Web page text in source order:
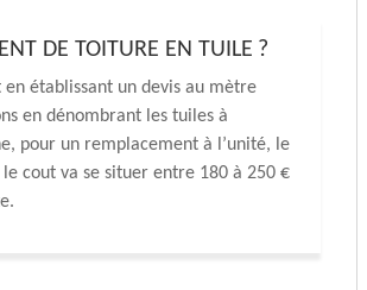
DE TOITURE EN TUILE ?
établissant un devis au mètre
en dénombrant les tuiles à
pour un remplacement à l’unité, le
cout va se situer entre 180 à 250 €